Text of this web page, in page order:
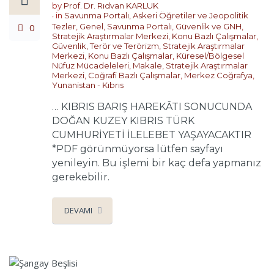
0
by Prof. Dr. Rıdvan KARLUK
in Savunma Portalı,Askeri Öğretiler ve Jeopolitik
Tezler, Genel, Savunma Portalı, Güvenlik ve GNH,
Stratejik Araştırmalar Merkezi, Konu Bazlı Çalışmalar,
Güvenlik, Terör ve Terörizm, Stratejik Araştırmalar
Merkezi, Konu Bazlı Çalışmalar, Küresel/Bölgesel
Nüfuz Mücadeleleri, Makale, Stratejik Araştırmalar
Merkezi, Coğrafi Bazlı Çalışmalar, Merkez Coğrafya,
Yunanistan - Kıbrıs
… KIBRIS BARIŞ HAREKÂTI SONUCUNDA
DOĞAN KUZEY KIBRIS TÜRK
CUMHURİYETİ İLELEBET YAŞAYACAKTIR
*PDF görünmüyorsa lütfen sayfayı
yenileyin. Bu işlemi bir kaç defa yapmanız
gerekebilir.
DEVAMI